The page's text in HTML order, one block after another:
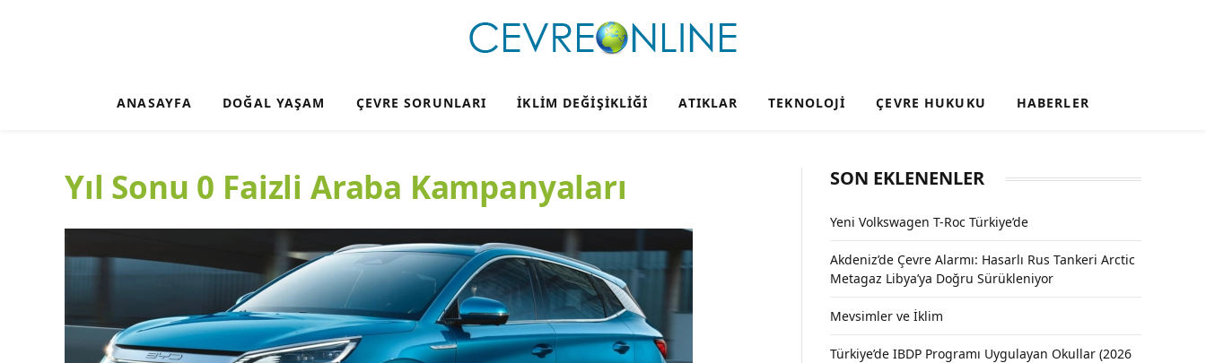
ANASAYFA DOĞAL YAŞAM ÇEVRE SORUNLARI İKLIM DEĞIŞIKLIĞI ATIKLAR TEKNOLOJI ÇEVRE HUKUKU HABERLER
Yıl Sonu 0 Faizli Araba Kampanyaları SON EKLENENLER
Yeni Volkswagen T-Roc Türkiye’de
Akdeniz’de Çevre Alarmı: Hasarlı Rus Tankeri Arctic
Metagaz Libya’ya Doğru Sürükleniyor
Mevsimler ve İklim
Türkiye’de IBDP Programı Uygulayan Okullar (2026